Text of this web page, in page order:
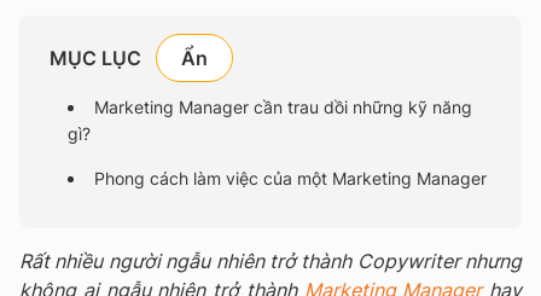
MỤC LỤC
Marketing Manager cần trau dồi những kỹ năng
gì?
Phong cách làm việc của một Marketing Manager
Rất nhiều người ngẫu nhiên trở thành Copywriter nhưng
không ai ngẫu nhiên trở thành Marketing Managerhay